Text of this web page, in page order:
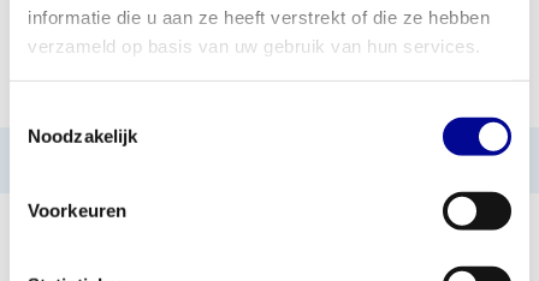
informatie die u aan ze heeft verstrekt of die ze hebben
verzameld op basis van uw gebruik van hun services.
Noodzakelijk
Voorkeuren